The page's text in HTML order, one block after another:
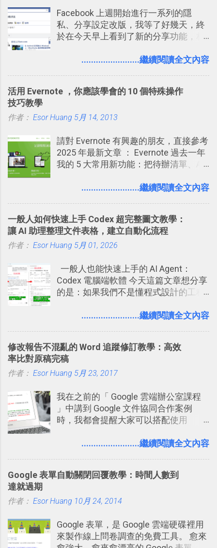
2016/7/7 新增 ： 如何活用 Trello 記
帳？我的理財計畫心得與看板範本
2016/7/13 新增： 如何將網頁資料快速
2016/8 新增： Trello 開放「強化功能」
技！最想要的強大 Trello 客製化範例教
急時間管理四象限在 Trello 活用與範本
用 Trello？ 8個專案排程協作重點技巧
2017/6 新增： 如何用 Trello 規劃自助
旅行？我的 Trello 行程計畫使用技巧教
卡片不再落落長？專案管理的5個關鍵
子彈筆記？我的 Trello GTD 方法範例看
板分享
來一個月的記憶長度！就這樣反覆慢慢
拉長時間練習，就能讓一個東西成為腦
海中更深刻的記憶。 問題是，當我們一
要準備數百個考試問題時，自己手動進
練習的記憶卡片，自動規劃要延期複習
樣的軟體中最受好評的，或許就是今天
Facebook 上週開始進行一系列的隱
私、分享設定改版，我等了好幾天，終
於在今天早上看到了新的分享功能，相
用新版的分享功能與隱私設定。 嚴格來
置。不過有一項很實用的設定是新增
你」的內容，決定要不要讓其他朋友看
標籤在他的訊息中，或是想把你標籤在
相片圖片裡，現在你都多了一個「事先
審查」的機制，可以決定這些你被標籤
鴉牆上，從而禁止可能的祕密被你其他
........................繼續閱讀全文內容
活用 Evernote ，你應該學會的 10 個特殊操作
技巧教學
作者： Esor Huang 5月 14, 2013
請對 Evernote 有興趣的朋友，直接參考
2025 年最新文章 ： Evernote 過去一年
我的 5 大常用新功能：把待辦清單、AI
介紹文章： 把不同筆記中的待辦清單統
大綱收合、目錄連結、錨點連結，整理
超長筆記應用案例分享 新功能教學： 會
議記錄不麻煩！我常用兩個 Evernote AI
學： Evernote 新增類似 Google 文件的
「免帳號登入」多人同步編輯功能
........................繼續閱讀全文內容
一般人如何快速上手 Codex 超完整圖文教學：
讓 AI 助理整理文件表格，建立自動化流程
作者： Esor Huang 5月 01, 2026
一般人也能快速上手的 AI Agent：
Codex 電腦端軟體 今天這篇文章想分享
的是：如果我們不是懂程式設計的工程
（ChatGPT） 的 Codex 工具？ 如何用
打造一個更自動化的電腦工作流程。
........................繼續閱讀全文內容
修改報告不混亂的 Word 追蹤修訂教學：高效
率比對原稿完稿
作者： Esor Huang 5月 23, 2017
我在之前的「 Google 雲端辦公室課程
」中講到 Google 文件協同合作案例
時，我都會提醒大家可以搭配使用
多人編輯同一份報告、文章時更加條理
Word 上優秀的文書編輯老傳統：「
Docs！論文改稿必備 」。 但是我也發
理的朋友，不一定有發現裡面藏了一個
叫做「追蹤修訂」的好功能，因此決定
........................繼續閱讀全文內容
Google 表單自動關閉回覆教學：時間人數到
達就過期
作者： Esor Huang 10月 24, 2014
Google 表單，是 Google 雲端硬碟裡用
來製作線上問卷調查的免費工具。 愈來